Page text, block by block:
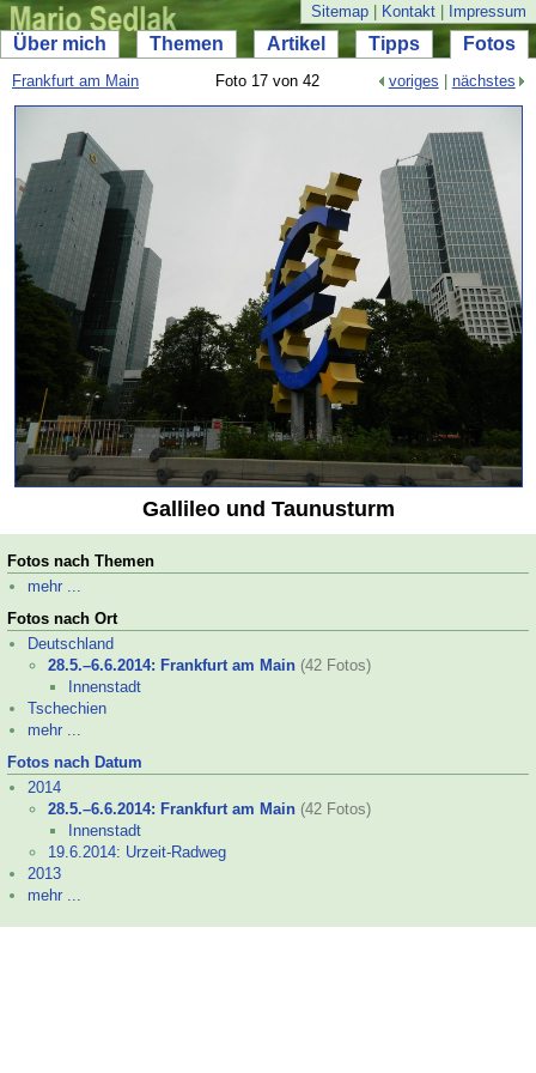
Sitemap Kontakt Impressum
Über mich Themen Artikel Tipps Fotos
Frankfurt am Main Foto 17 von 42 voriges nächstes
Gallileo und Taunusturm
Fotos nach Themen
mehr ...
Fotos nach Ort
Deutschland
28.5.–6.6.2014: Frankfurt am Main (42 Fotos)
Innenstadt
Tschechien
mehr ...
Fotos nach Datum
2014
28.5.–6.6.2014: Frankfurt am Main (42 Fotos)
Innenstadt
19.6.2014: Urzeit-Radweg
2013
mehr ...